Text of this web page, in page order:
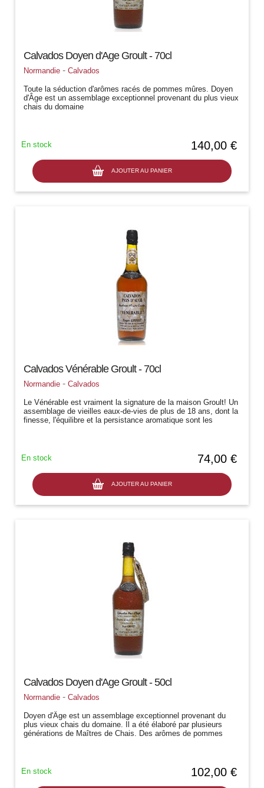
Calvados Doyen d'Age Groult - 70cl
Normandie -Calvados
Toute la séduction d'arômes racés de pommes mûres. Doyen
d'Âge est un assemblage exceptionnel provenant du plus vieux
chais du domaine
140,00 €
AJOUTER AU PANIER
En stock
Calvados Vénérable Groult - 70cl
Normandie -Calvados
Le Vénérable est vraiment la signature de la maison Groult! Un
assemblage de vieilles eaux-de-vies de plus de 18 ans, dont la
finesse, l'équilibre et la persistance aromatique sont les
74,00 €
AJOUTER AU PANIER
En stock
Calvados Doyen d'Age Groult - 50cl
Normandie -Calvados
Doyen d'Âge est un assemblage exceptionnel provenant du
plus vieux chais du domaine. Il a été élaboré par plusieurs
générations de Maîtres de Chais. Des arômes de pommes
102,00 €
En stock